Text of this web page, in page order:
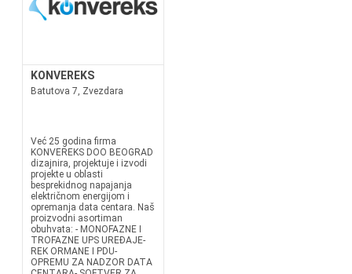
KONVEREKS
Batutova 7, Zvezdara
Već 25 godina firma
KONVEREKS DOO BEOGRAD
dizajnira, projektuje i izvodi
projekte u oblasti
besprekidnog napajanja
električnom energijom i
opremanja data centara. Naš
proizvodni asortiman
obuhvata: - MONOFAZNE I
TROFAZNE UPS UREĐAJE-
REK ORMANE I PDU-
OPREMU ZA NADZOR DATA